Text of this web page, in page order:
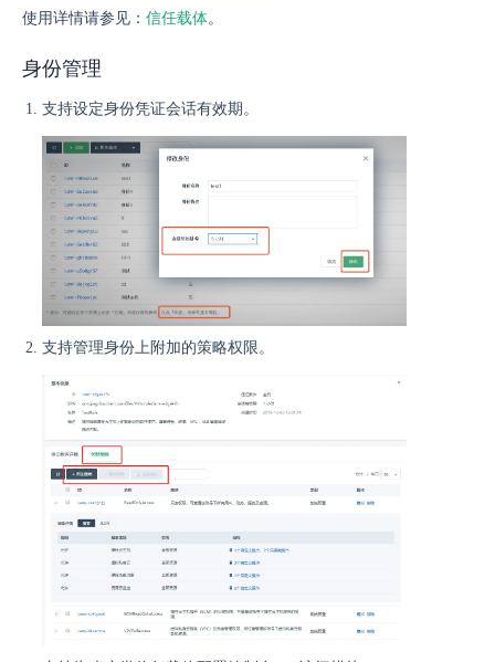
使用详情请参见： 信任载体。
身份管理
支持设定身份凭证会话有效期。
支持管理身份上附加的策略权限。